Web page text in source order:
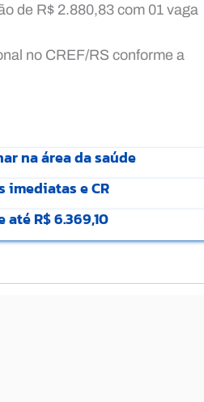
de R$ 2.880,83 com 01 vaga
no CREF/RS conforme a
na área da saúde
imediatas e CR
R$ 6.369,10